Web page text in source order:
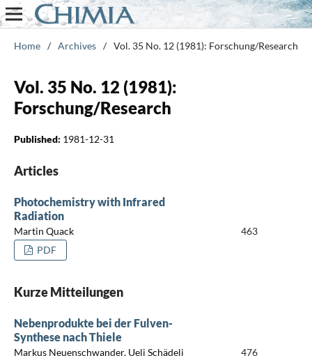
Home / Archives / Vol. 35 No. 12 (1981): Forschung/Research
Vol. 35 No. 12 (1981):
Forschung/Research
Published: 1981-12-31
Articles
Photochemistry with Infrared
Radiation
Martin Quack
463
PDF
Kurze Mitteilungen
Nebenprodukte bei der Fulven-
Synthese nach Thiele
Markus Neuenschwander, Ueli Schädeli
476